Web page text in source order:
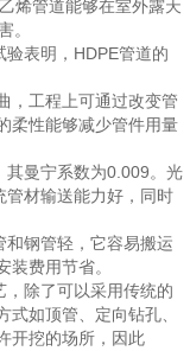
烯管道能够在室外露天
。
验表明，HDPE管道的
，工程上可通过改变管
柔性能够减少管件用量
曼宁系数为0.009。光
管材输送能力好，同时
和钢管轻，它容易搬运
装费用节省。
，除了可以采用传统的
式如顶管、定向钻孔、
开挖的场所 ，因此